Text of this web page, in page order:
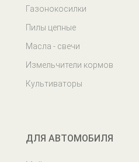
Газонокосилки
Пилы цепные
Масла - свечи
Измельчители кормов
Культиваторы
ДЛЯ АВТОМОБИЛЯ